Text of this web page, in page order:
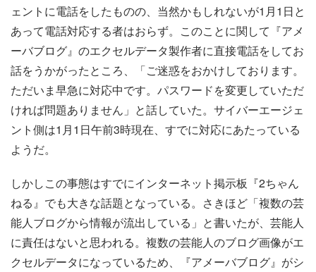
ェントに電話をしたものの、当然かもしれないが1月1日と
あって電話対応する者はおらず。このことに関して『アメ
ーバブログ』のエクセルデータ製作者に直接電話をしてお
話をうかがったところ、「ご迷惑をおかけしております。
ただいま早急に対応中です。パスワードを変更していただ
ければ問題ありません」と話していた。サイバーエージェ
ント側は1月1日午前3時現在、すでに対応にあたっている
ようだ。
しかしこの事態はすでにインターネット掲示板『2ちゃん
ねる』でも大きな話題となっている。さきほど「複数の芸
能人ブログから情報が流出している」と書いたが、芸能人
に責任はないと思われる。複数の芸能人のブログ画像がエ
クセルデータになっているため、『アメーバブログ』がシ